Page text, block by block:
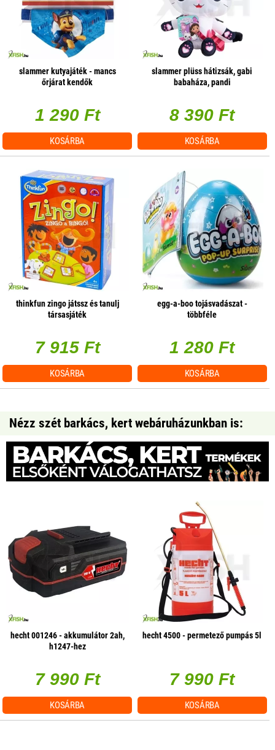
slammer kutyajáték - mancs
őrjárat kendők
1 290 Ft
KOSÁRBA
slammer plüss hátizsák, gabi
babaháza, pandi
8 390 Ft
KOSÁRBA
thinkfun zingo játssz és tanulj
társasjáték
7 915 Ft
KOSÁRBA
egg-a-boo tojásvadászat -
többféle
1 280 Ft
KOSÁRBA
Nézz szét barkács, kert webáruházunkban is:
hecht 001246 - akkumulátor 2ah,
h1247-hez
7 990 Ft
KOSÁRBA
hecht 4500 - permetező pumpás 5l
7 990 Ft
KOSÁRBA